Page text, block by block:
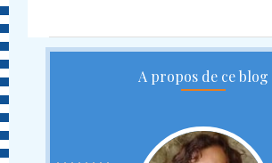
A propos de ce blog